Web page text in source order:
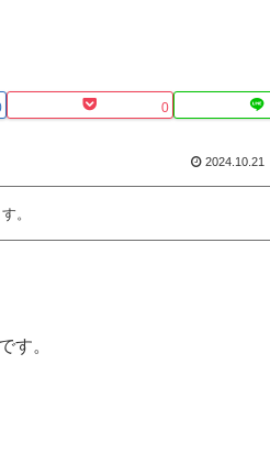
0
2024.10.21
。
す。